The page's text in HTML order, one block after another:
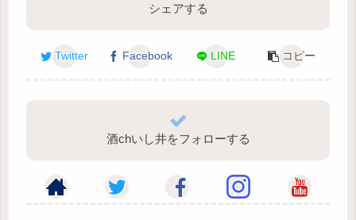
シェアする
Twitter Facebook LINE コピー
酒chいし井をフォローする